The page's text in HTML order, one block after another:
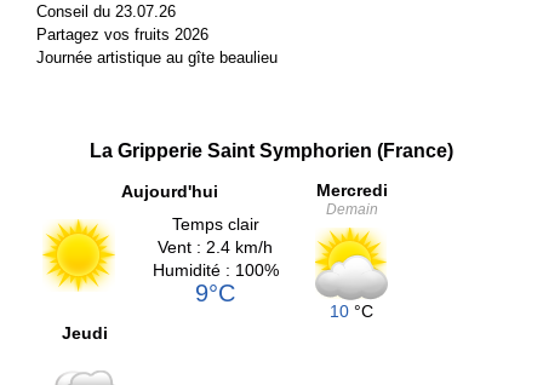
Conseil du 23.07.26
Partagez vos fruits 2026
Journée artistique au gîte beaulieu
La Gripperie Saint Symphorien (France)
Aujourd'hui
Temps clair
Vent : 2.4 km/h
Humidité : 100%
9°C
Mercredi
Demain
10 °C
Jeudi